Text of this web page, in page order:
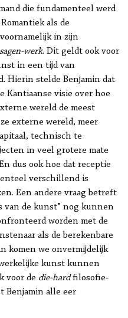
die fundamenteel werd
als de
in zijn
werk. Dit geldt ook voor
in een tijd van
Hierin stelde Benjamin dat
Kantiaanse visie over hoe
wereld de meest
externe wereld, meer
technisch te
in veel grotere mate
dus ook hoe dat receptie
verschillend is
Een andere vraag betreft
van de kunst” nog kunnen
worden met de
als de berekenbare
komen we onvermijdelijk
kunst kunnen
voor de die-hardfilosofie-
Benjamin alle eer